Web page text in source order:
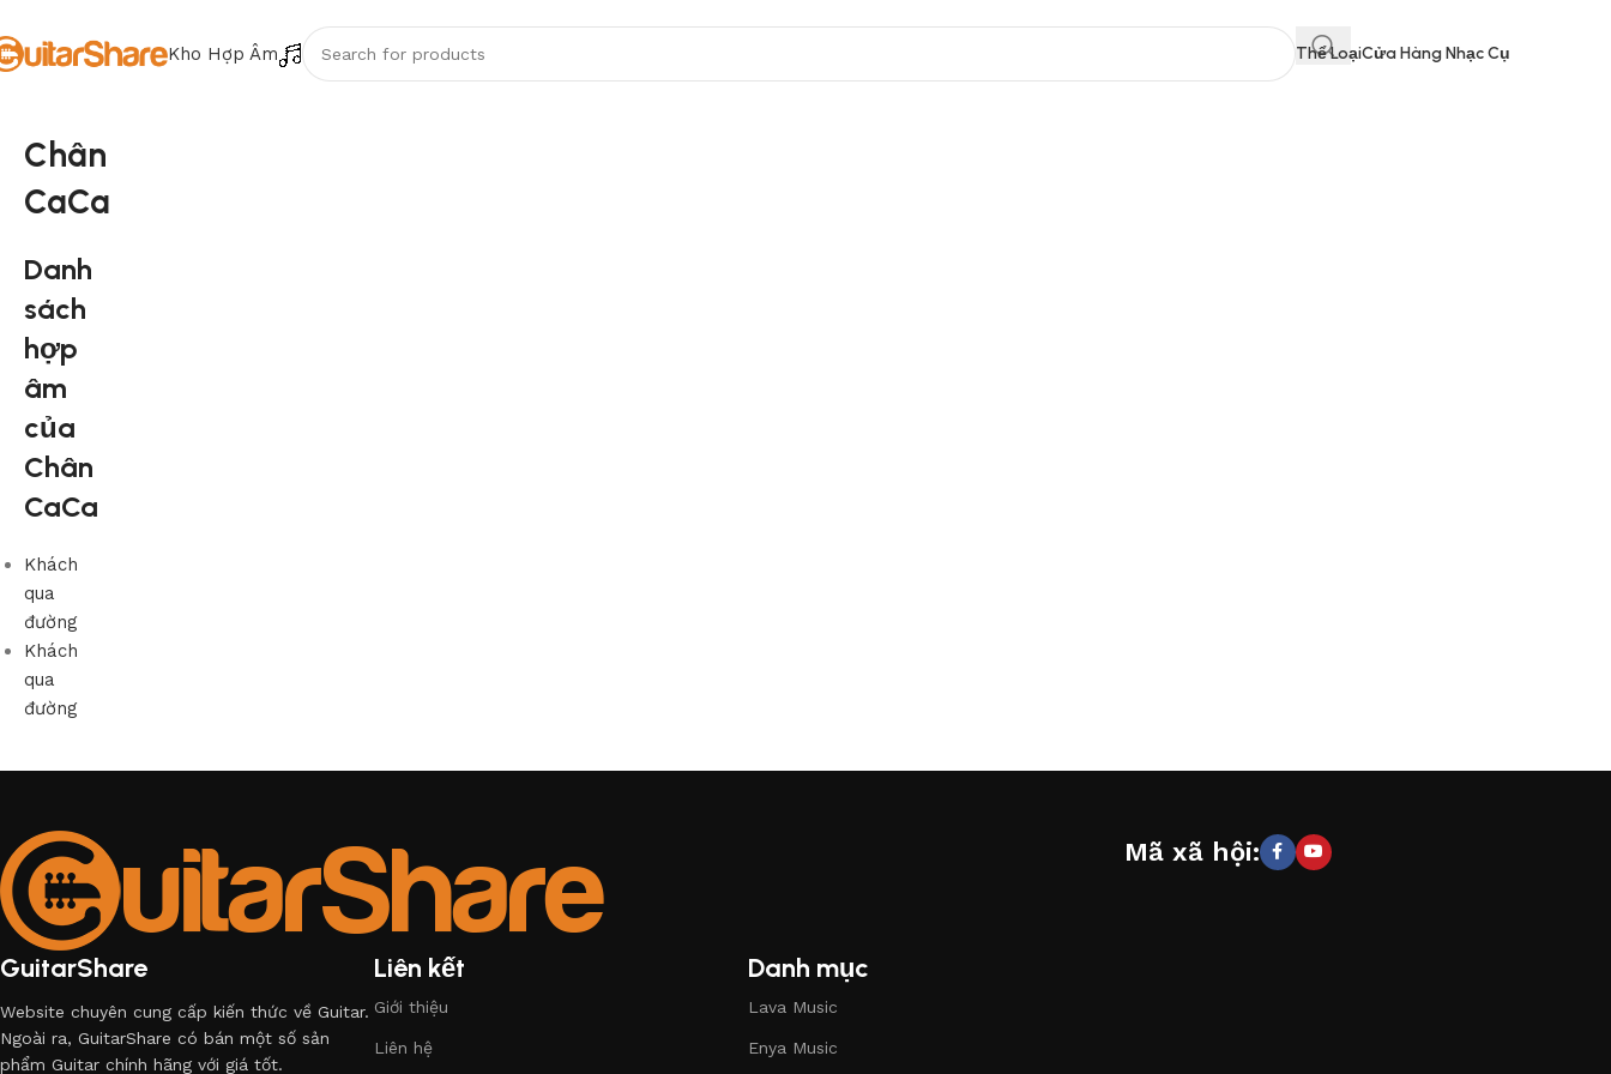
Kho Hợp Âm Thể LoạiCửa Hàng Nhạc Cụ
Chân
CaCa
Danh
sách
hợp
âm
của
Chân
CaCa
Khách
qua
đường
Khách
qua
đường
GuitarShare
Website chuyên cung cấp kiến thức về Guitar.
Ngoài ra, GuitarShare có bán một số sản
phẩm Guitar chính hãng với giá tốt.
Liên kết
Giới thiệu
Liên hệ
Danh mục
Lava Music
Enya Music
Mã xã hội: